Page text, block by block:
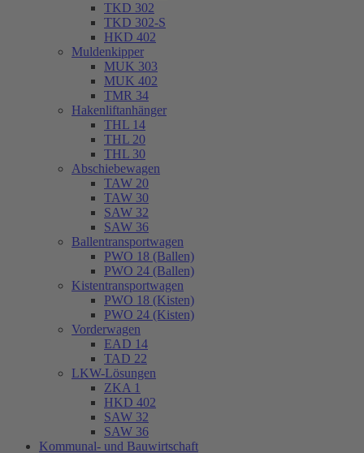
TKD 302
TKD 302-S
HKD 402
Muldenkipper
MUK 303
MUK 402
TMR 34
Hakenliftanhänger
THL 14
THL 20
THL 30
Abschiebewagen
TAW 20
TAW 30
SAW 32
SAW 36
Ballentransportwagen
PWO 18 (Ballen)
PWO 24 (Ballen)
Kistentransportwagen
PWO 18 (Kisten)
PWO 24 (Kisten)
Vorderwagen
EAD 14
TAD 22
LKW-Lösungen
ZKA 1
HKD 402
SAW 32
SAW 36
Kommunal- und Bauwirtschaft